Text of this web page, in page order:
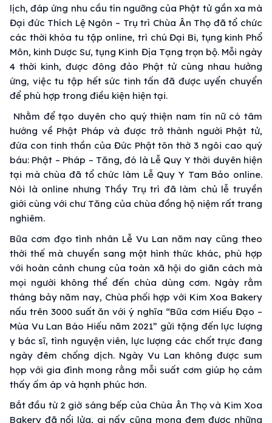
lịch, đáp ứng nhu cầu tín ngưỡng của Phật tử gần xa mà
Đại đức Thích Lệ Ngôn – Trụ trì Chùa Ân Thọ đã tổ chức
các thời khóa tu tập online, trì chú Đại Bi, tụng kinh Phổ
Môn, kinh Dược Sư, tụng Kinh Địa Tạng trọn bộ. Mỗi ngày
4 thời kinh, được đông đảo Phật tử cùng nhau hưởng
ứng, việc tu tập hết sức tinh tấn đã được uyển chuyển
để phù hợp trong điều kiện hiện tại.
Nhằm để tạo duyên cho quý thiện nam tín nữ có tâm
hướng về Phật Pháp và được trở thành người Phật tử,
đứa con tinh thần của Đức Phật tôn thờ 3 ngôi cao quý
báu: Phật – Pháp – Tăng, đó là Lễ Quy Y thời duyên hiện
tại mà chùa đã tổ chức làm Lễ Quy Y Tam Bảo online.
Nói là online nhưng Thầy Trụ trì đã làm chủ lễ truyền
giới cùng với chư Tăng của chùa đồng hộ niệm rất trang
nghiêm.
Bữa cơm đạo tình nhân Lễ Vu Lan năm nay cũng theo
thời thế mà chuyển sang một hình thức khác, phù hợp
với hoàn cảnh chung của toàn xã hội do giãn cách mà
mọi người không thể đến chùa dùng cơm. Ngày rằm
tháng bảy năm nay, Chùa phối hợp với Kim Xoa Bakery
nấu trên 3000 suất ăn với ý nghĩa “Bữa cơm Hiếu Đạo –
Mùa Vu Lan Báo Hiếu năm 2021” gửi tặng đến lực lượng
y bác sĩ, tình nguyện viên, lực lượng các chốt trực đang
ngày đêm chống dịch. Ngày Vu Lan không được sum
họp với gia đình mong rằng mỗi suất cơm giúp họ cảm
thấy ấm áp và hạnh phúc hơn.
Bắt đầu từ 2 giờ sáng bếp của Chùa Ân Thọ và Kim Xoa
Bakery đã nổi lửa, ai nấy cũng mong đem được những